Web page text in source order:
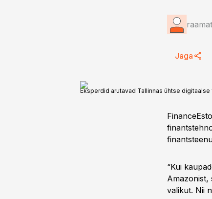
Jaga
Eksperdid arutavad Tallinnas ühtse
“Kui
Amazonist,
valikut. Nii